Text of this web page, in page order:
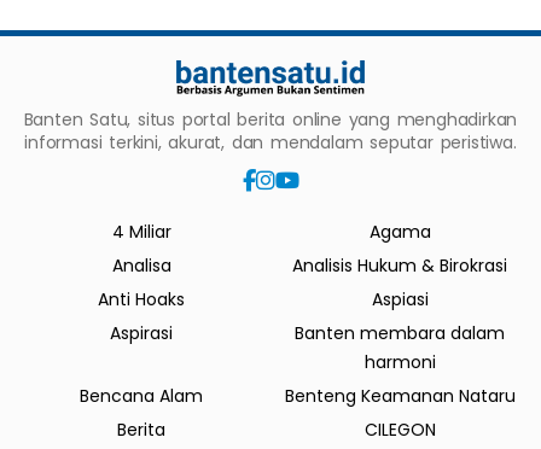
Banten Satu, situs portal berita online yang menghadirkan
informasi terkini, akurat, dan mendalam seputar peristiwa.
4 Miliar
Agama
Analisa
Analisis Hukum & Birokrasi
Anti Hoaks
Aspiasi
Aspirasi
Banten membara dalam
harmoni
Bencana Alam
Benteng Keamanan Nataru
Berita
CILEGON